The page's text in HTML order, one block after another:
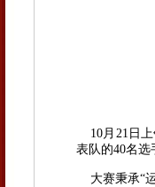
10月21日上
表队的40名选
大赛秉承“